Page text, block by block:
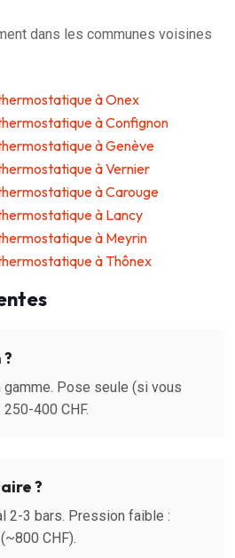
dans les communes voisines
à Onex
à Confignon
à Genève
à Vernier
à Carouge
à Lancy
à Meyrin
à Thônex
Pose seule (si vous
400 CHF.
?
2-3 bars. Pression faible :
CHF).